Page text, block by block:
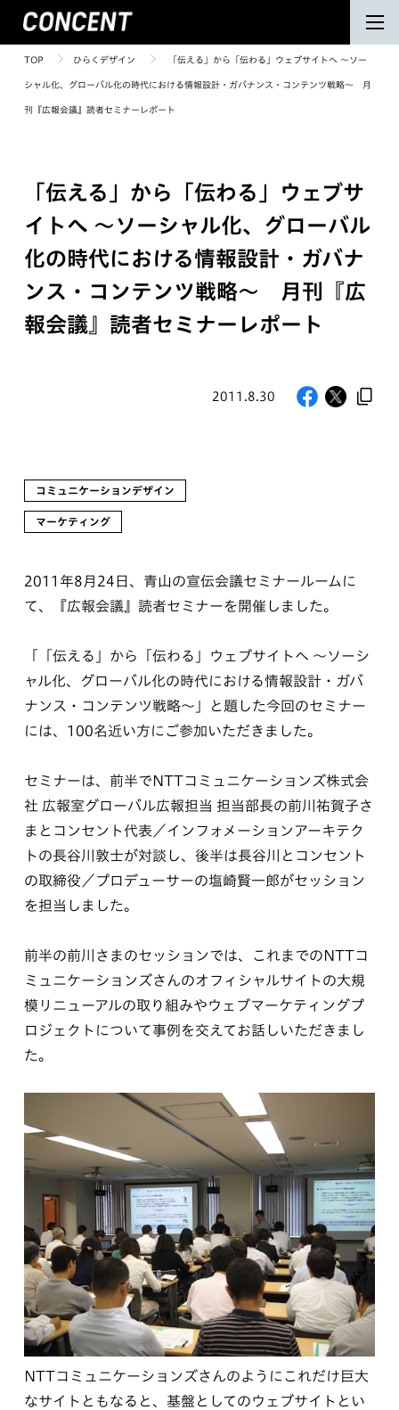
TOP ひらくデザイン 「伝える」から「伝わる」ウェブサイトへ 〜ソー
シャル化、グローバル化の時代における情報設計・ガバナンス・コンテンツ戦略〜 月
刊『広報会議』読者セミナーレポート
「伝える」から「伝わる」ウェブサ
イトへ 〜ソーシャル化、グローバル
化の時代における情報設計・ガバナ
ンス・コンテンツ戦略〜 月刊『広
報会議』読者セミナーレポート
2011.8.30
コミュニケーションデザイン
マーケティング
2011年8月24日、青山の宣伝会議セミナールームに
て、『広報会議』読者セミナーを開催しました。
「「伝える」から「伝わる」ウェブサイトへ ～ソーシ
ャル化、グローバル化の時代における情報設計・ガバ
ナンス・コンテンツ戦略～」と題した今回のセミナー
には、100名近い方にご参加いただきました。
セミナーは、前半でNTTコミュニケーションズ株式会
社 広報室グローバル広報担当 担当部長の前川祐賀子さ
まとコンセント代表／インフォメーションアーキテク
トの長谷川敦士が対談し、後半は長谷川とコンセント
の取締役／プロデューサーの塩崎賢一郎がセッション
を担当しました。
前半の前川さまのセッションでは、これまでのNTTコ
ミュニケーションズさんのオフィシャルサイトの大規
模リニューアルの取り組みやウェブマーケティングプ
ロジェクトについて事例を交えてお話しいただきまし
た。
NTTコミュニケーションズさんのようにこれだけ巨大
なサイトともなると、基盤としてのウェブサイトとい